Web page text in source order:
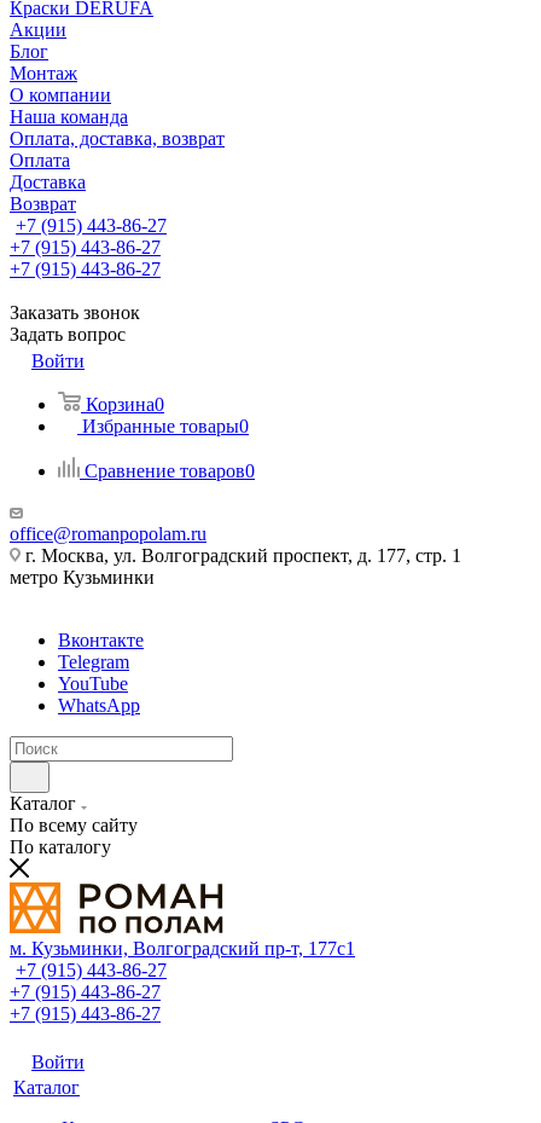
Краски DERUFA
Акции
Блог
Монтаж
О компании
Наша команда
Оплата, доставка, возврат
Оплата
Доставка
Возврат
+7 (915) 443-86-27
+7 (915) 443-86-27
+7 (915) 443-86-27
Заказать звонок
Задать вопрос
Войти
Корзина0
Избранные товары0
Сравнение товаров0
office@romanpopolam.ru
г. Москва, ул. Волгоградский проспект, д. 177, стр. 1
метро Кузьминки
Вконтакте
Telegram
YouTube
WhatsApp
Каталог
По всему сайту
По каталогу
м. Кузьминки, Волгоградский пр‑т, 177с1
+7 (915) 443-86-27
+7 (915) 443-86-27
+7 (915) 443-86-27
Войти
Каталог